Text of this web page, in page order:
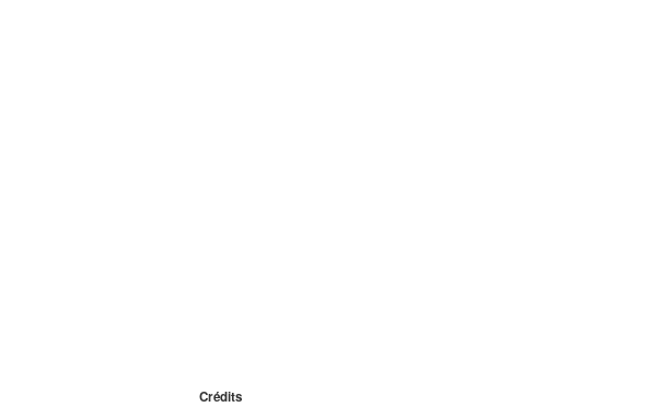
Crédits